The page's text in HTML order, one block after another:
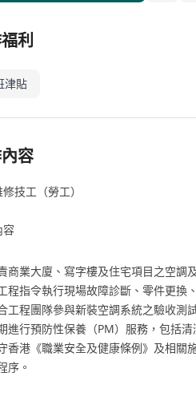
利
津貼
容
技工（勞工）
容
商業大廈、寫字樓及住宅項目之空調
程指令執行現場故障診斷、零件更換
工程團隊參與新裝空調系統之驗收測
進行預防性保養（PM）服務，包括
香港《職業安全及健康條例》及相關
序。